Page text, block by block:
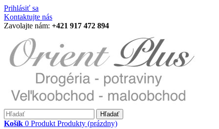
Prihlásiť sa
Kontaktujte nás
Zavolajte nám: +421 917 472 894
Hľadať
Košík 0 Produkt Produkty (prázdny)